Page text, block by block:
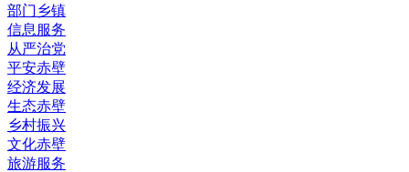
部门乡镇
信息服务
从严治党
平安赤壁
经济发展
生态赤壁
乡村振兴
文化赤壁
旅游服务